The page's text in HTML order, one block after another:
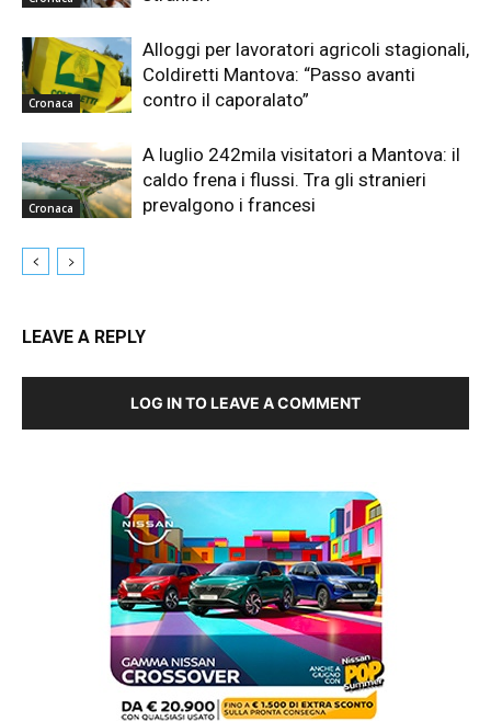
Cronaca
Alloggi per lavoratori agricoli stagionali,
Coldiretti Mantova: “Passo avanti
contro il caporalato”
Cronaca
A luglio 242mila visitatori a Mantova: il
caldo frena i flussi. Tra gli stranieri
prevalgono i francesi
LEAVE A REPLY
LOG IN TO LEAVE A COMMENT